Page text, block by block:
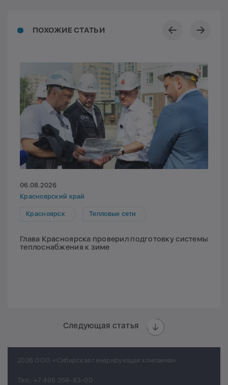
ПОХОЖИЕ СТАТЬИ
06.08.2026
Красноярский край
Красноярск Тепловые сети
Глава Красноярска проверил подготовку системы
теплоснабжения к зиме
Следующая статья
2026 ООО «Сибирская генерирующая компания»
Тел.: +7 495 258-83-00